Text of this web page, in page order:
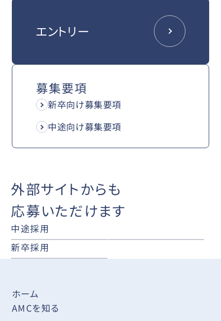
エントリー
募集要項
新卒向け募集要項
中途向け募集要項
外部サイトからも
応募いただけます
中途採用
新卒採用
ホーム
AMCを知る